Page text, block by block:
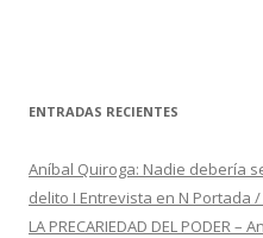
ENTRADAS RECIENTES
Aníbal Quiroga: Nadie debería
delito I Entrevista en N Portada /
LA PRECARIEDAD DEL PODER